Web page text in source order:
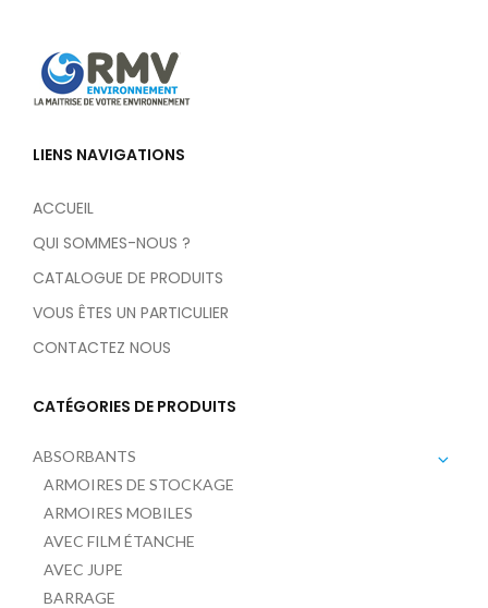
LIENS NAVIGATIONS
ACCUEIL
QUI SOMMES-NOUS ?
CATALOGUE DE PRODUITS
VOUS ÊTES UN PARTICULIER
CONTACTEZ NOUS
CATÉGORIES DE PRODUITS
ABSORBANTS
ARMOIRES DE STOCKAGE
ARMOIRES MOBILES
AVEC FILM ÉTANCHE
AVEC JUPE
BARRAGE